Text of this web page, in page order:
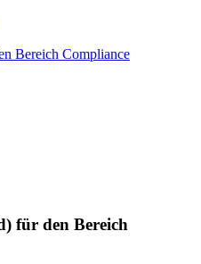
Bereich Compliance
für den Bereich